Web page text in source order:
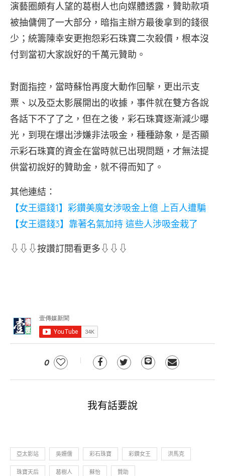
演藝圈頗有人望的葛樹人也向媒體透露，贊助款項
被抽傭佣了一大部分，暗指主辦方最後拿到的錢很
少；統籌陳幸安更抱怨彩石珠寶二次殺價，根本沒
付到當初大家說好的千萬元贊助。
對面指控，當時蘇怡再度大動作回擊，更出示支
票、以及亞太影展開出的收據，事件就在雙方各說
各話下不了了之，但在之後，彩石珠寶逐漸減少曝
光，到現在爆出涉嫌非法吸金，種種跡象，是否顯
示彩石珠寶的資金在當時就已出現問題，才無法提
供當初說好的贊助金，就不得而知了。
其他連結：
【女王還錢1】彩鑽美魔女涉吸金上億 上百人遭騙
【女王還錢3】靠著名氣加持 這些人涉吸金栽了
⇩⇩⇩按讚訂閱看更多⇩⇩⇩
0
我有話要說
亞太影站 吳姍儒 彩石珠寶 彩鑽女王 洪馬克
珠寶天后 葛樹人 蘇怡 贊助